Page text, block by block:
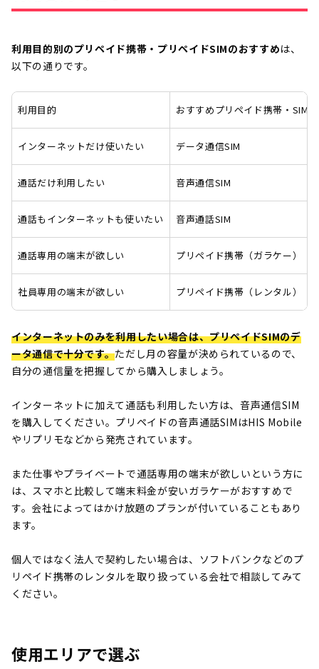
利用目的別のプリペイド携帯・プリペイドSIMのおすすめは、
以下の通りです。
利用目的 おすすめプリペイド携帯・SIM
インターネットだけ使いたい データ通信SIM
通話だけ利用したい 音声通信SIM
通話もインターネットも使いたい 音声通話SIM
通話専用の端末が欲しい プリペイド携帯（ガラケー）
社員専用の端末が欲しい プリペイド携帯（レンタル）
インターネットのみを利用したい場合は、プリペイドSIMのデ
ータ通信で十分です。ただし月の容量が決められているので、
自分の通信量を把握してから購入しましょう。
インターネットに加えて通話も利用したい方は、音声通信SIM
を購入してください。プリペイドの音声通話SIMはHIS Mobile
やリプリモなどから発売されています。
また仕事やプライベートで通話専用の端末が欲しいという方に
は、スマホと比較して端末料金が安いガラケーがおすすめで
す。会社によってはかけ放題のプランが付いていることもあり
ます。
個人ではなく法人で契約したい場合は、ソフトバンクなどのプ
リペイド携帯のレンタルを取り扱っている会社で相談してみて
ください。
使用エリアで選ぶ